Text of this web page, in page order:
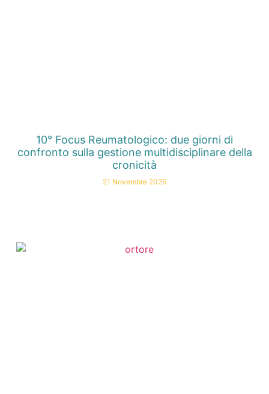
10° Focus Reumatologico: due giorni di
confronto sulla gestione multidisciplinare della
cronicità
21 Novembre 2025